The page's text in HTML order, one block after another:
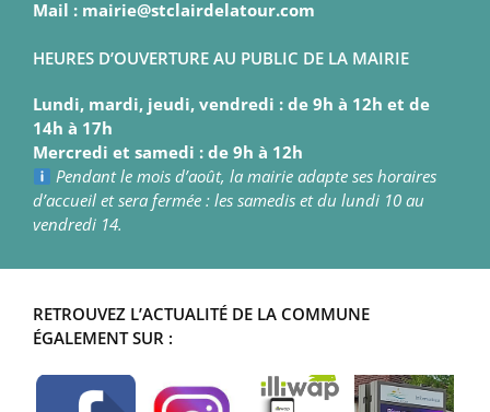
Mail : mairie@stclairdelatour.com
HEURES D’OUVERTURE AU PUBLIC DE LA MAIRIE
Lundi, mardi, jeudi, vendredi : de 9h à 12h et de
14h à 17h
Mercredi et samedi : de 9h à 12h
Pendant le mois d’août, la mairie adapte ses horaires
d’accueil et sera fermée : les samedis et du lundi 10 au
vendredi 14.
RETROUVEZ L’ACTUALITÉ DE LA COMMUNE
ÉGALEMENT SUR :